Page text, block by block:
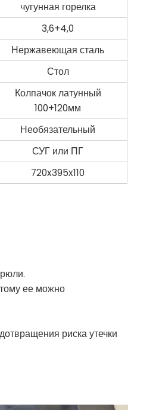
чугунная горелка
3,6+4,0
Нержавеющая сталь
Стол
Колпачок латунный
100+120мм
Необязательный
СУГ или ПГ
720x395x110
ее можно
риска утечки